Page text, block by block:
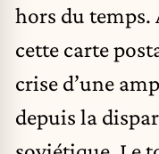
hors du temps.
cette carte
crise d’une
depuis la